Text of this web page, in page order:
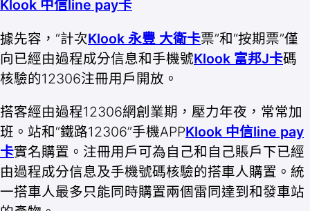
Klook 中信line pay卡
據先容，“計次Klook 永豐 大衛卡票”和“按期票”僅
向已經由過程成分信息和手機號Klook 富邦J卡碼
核驗的12306注冊用戶開放。
搭客經由過程12306網創業期，壓力年夜，常常加
班。站和“鐵路12306”手機APPKlook 中信line pay
卡實名購置。注冊用戶可為自己和自己賬戶下已經
由過程成分信息及手機號碼核驗的搭車人購置。統
一搭車人最多只能同時購置兩個雷同達到和發車站